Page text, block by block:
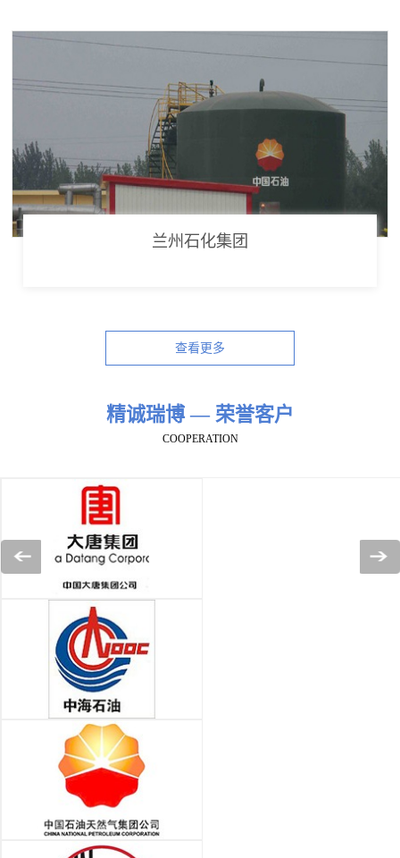
兰州石化集团
查看更多
精诚瑞博 — 荣誉客户
COOPERATION